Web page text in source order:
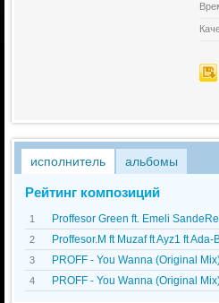
исполнитель альбомы
Рейтинг композиций
1 Proffesor Green ft. Emeli
2 Proffesor.M ft Muzaf ft Ayz1 ft
3 PROFF - You Wanna (Original
4 PROFF - You Wanna (Original